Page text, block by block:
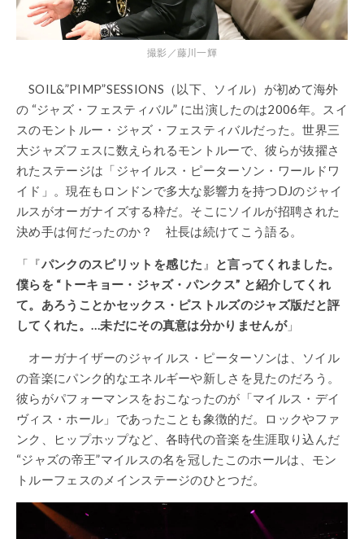
撮影／藤川一輝
SOIL&”PIMP”SESSIONS（以下、ソイル）が初めて海外
の “ジャズ・フェスティバル” に出演したのは2006年。スイ
スのモントルー・ジャズ・フェスティバルだった。世界三
大ジャズフェスに数えられるモントルーで、彼らが抜擢さ
れたステージは「ジャイルス・ピーターソン・ワールドワ
イド」。現在もロンドンで多大な影響力を持つDJのジャイ
ルスがオーガナイズする枠だ。そこにソイルが招聘された
決め手は何だったのか？ 社長は続けてこう語る。
「『パンクのスピリットを感じた 』
と言ってくれました。
僕らを “トーキョー・ジャズ・パンクス” と紹介してくれ
て。あろうことかセックス・ピストルズのジャズ版だと評
してくれた。…未だにその真意は分かりませんが」
オーガナイザーのジャイルス・ピーターソンは、ソイル
の音楽にパンク的なエネルギーや新しさを見たのだろう。
彼らがパフォーマンスをおこなったのが「マイルス・デイ
ヴィス・ホール」であったことも象徴的だ。ロックやファ
ンク、ヒップホップなど、各時代の音楽を生涯取り込んだ
“ジャズの帝王”マイルスの名を冠したこのホールは、モン
トルーフェスのメインステージのひとつだ。